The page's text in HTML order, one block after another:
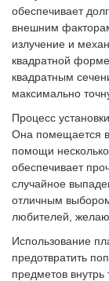
обеспечивает
внешним
излучение и
квадратной
квадратным
максимально
Процесс
Она помещается в
помощи
обеспечивает
случайное
отличным
любителей,
Использование
предотвратить
предметов